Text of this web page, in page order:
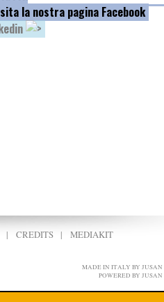
| CREDITS| MEDIAKIT
MADE IN ITALY BY JUSAN
POWERED BY JUSAN